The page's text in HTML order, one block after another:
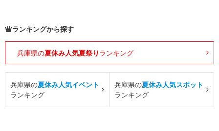
ランキングから探す
兵庫県の夏休み人気夏祭り ランキング
兵庫県の夏休み人気イベント
ランキング
兵庫県の夏休み人気スポット
ランキング